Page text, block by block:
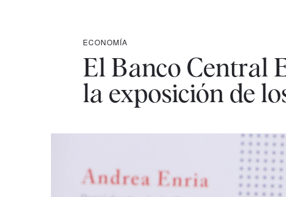
ECONOMÍA
El Banco Central
la exposición de